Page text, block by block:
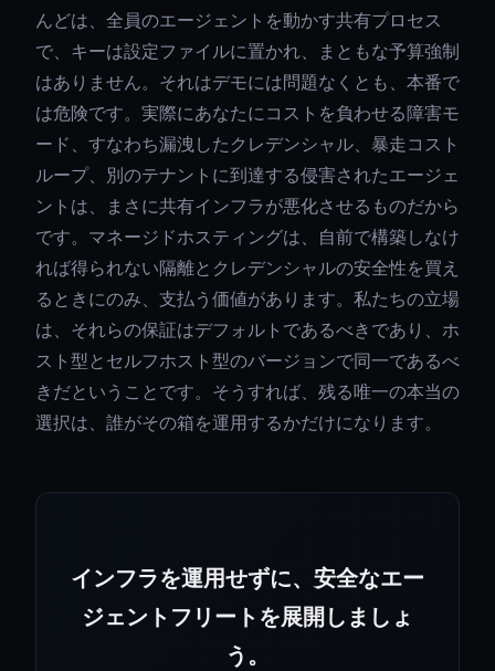
んどは、全員のエージェントを動かす共有プロセス
で、キーは設定ファイルに置かれ、まともな予算強制
はありません。それはデモには問題なくとも、本番で
は危険です。実際にあなたにコストを負わせる障害モ
ード、すなわち漏洩したクレデンシャル、暴走コスト
ループ、別のテナントに到達する侵害されたエージェ
ントは、まさに共有インフラが悪化させるものだから
です。マネージドホスティングは、自前で構築しなけ
れば得られない隔離とクレデンシャルの安全性を買え
るときにのみ、支払う価値があります。私たちの立場
は、それらの保証はデフォルトであるべきであり、ホ
スト型とセルフホスト型のバージョンで同一であるべ
きだということです。そうすれば、残る唯一の本当の
選択は、誰がその箱を運用するかだけになります。
インフラを運用せずに、安全なエー
ジェントフリートを展開しましょ
う。